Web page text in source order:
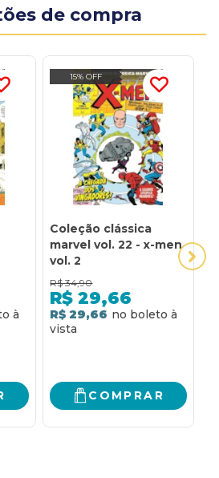
de compra
15% OFF
Coleção clássica
marvel vol. 22 - x-men
vol. 2
R$ 34,90
R$ 29,66
R$ 29,66
COMPRAR